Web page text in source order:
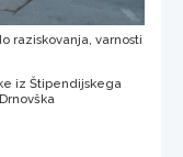
raziskovanja, varnosti
iz Štipendijskega